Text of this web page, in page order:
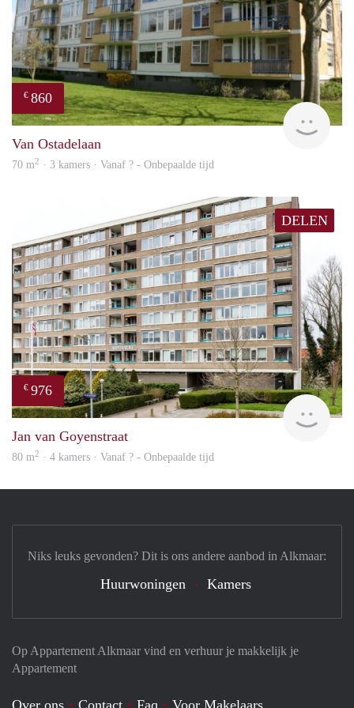
€ 860
Van Ostadelaan
70 m2 · 3 kamers · Vanaf ? - Onbepaalde tijd
DELEN
€ 976
Jan van Goyenstraat
80 m2 · 4 kamers · Vanaf ? - Onbepaalde tijd
Op Appartement Alkmaar vind en verhuur je makkelijk je
Appartement
Over ons Contact Faq Voor Makelaars
Niks leuks gevonden? Dit is ons andere aanbod in Alkmaar:
Huurwoningen Kamers